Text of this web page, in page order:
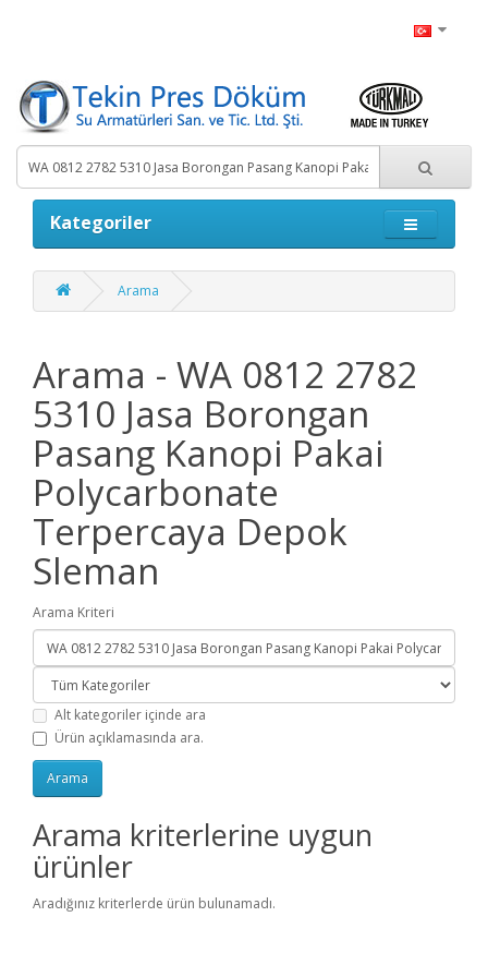
Kategoriler
Arama
Arama - WA 0812 2782
5310 Jasa Borongan
Pasang Kanopi Pakai
Polycarbonate
Terpercaya Depok
Sleman
Arama Kriteri
Alt kategoriler içinde ara
Ürün açıklamasında ara.
Arama kriterlerine uygun
ürünler
Aradığınız kriterlerde ürün bulunamadı.